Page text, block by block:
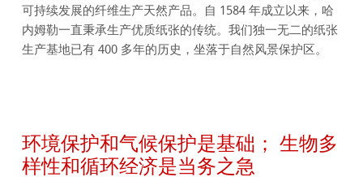
可持续发展的纤维生产天然产品。自 1584 年成立以来，哈
内姆勒一直秉承生产优质纸张的传统。我们独一无二的纸张
生产基地已有 400 多年的历史，坐落于自然风景保护区。
环境保护和气候保护是基础； 生物多
样性和循环经济是当务之急